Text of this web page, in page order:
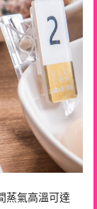
蒸氣高溫可達